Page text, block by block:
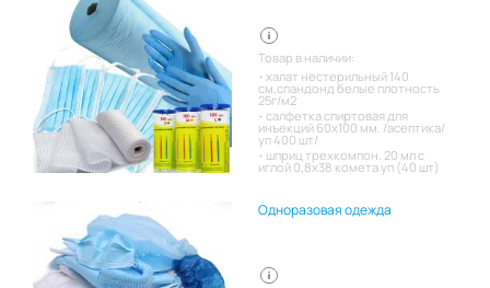
Товар в наличии:
халат нестерильный 140
см,спандонд белые плотность
25г/м2
салфетка спиртовая для
инъекций 60х100 мм. /асептика/
уп 400 шт/
шприц трехкомпон. 20 мл с
иглой 0,8х38 комета уп (40 шт)
Одноразовая одежда